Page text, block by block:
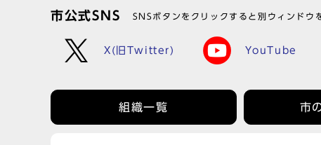
市公式SNS SNSボタンをクリックすると別ウィンドウ
X(旧Twitter) YouTube
組織一覧 市